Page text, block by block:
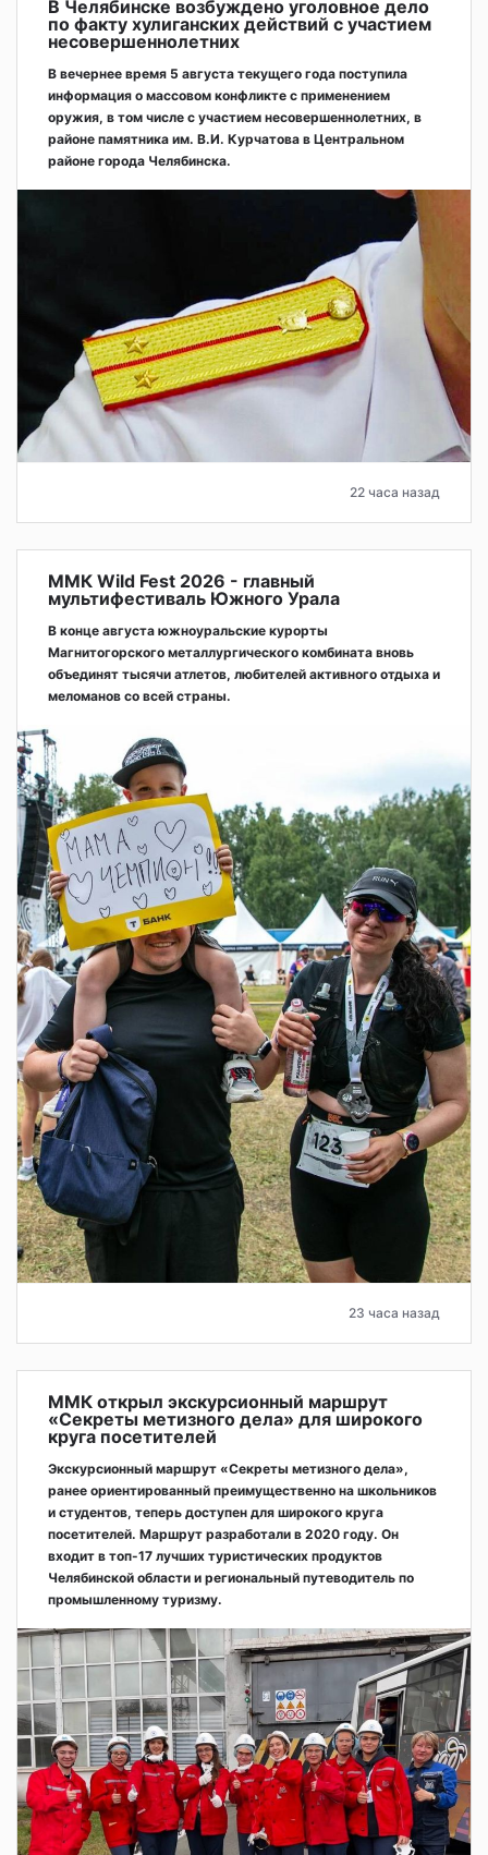
В Челябинске возбуждено уголовное дело
по факту хулиганских действий с участием
несовершеннолетних
В вечернее время 5 августа текущего года поступила
информация о массовом конфликте с применением
оружия, в том числе с участием несовершеннолетних, в
районе памятника им. В.И. Курчатова в Центральном
районе города Челябинска.
22 часа назад
ММК Wild Fest 2026 - главный
мультифестиваль Южного Урала
В конце августа южноуральские курорты
Магнитогорского металлургического комбината вновь
объединят тысячи атлетов, любителей активного отдыха и
меломанов со всей страны.
23 часа назад
ММК открыл экскурсионный маршрут
«Секреты метизного дела» для широкого
круга посетителей
Экскурсионный маршрут «Секреты метизного дела»,
ранее ориентированный преимущественно на школьников
и студентов, теперь доступен для широкого круга
посетителей. Маршрут разработали в 2020 году. Он
входит в топ-17 лучших туристических продуктов
Челябинской области и региональный путеводитель по
промышленному туризму.